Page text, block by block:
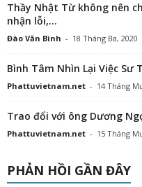
Thầy Nhật Từ không nên
nhận lỗi,...
Đào Văn Bình - 18 Tháng Ba, 2020
Bình Tâm Nhìn Lại Việc Sư
Phattuvietnam.net - 14 Tháng
Trao đổi với ông Dương
Phattuvietnam.net - 15 Tháng
PHẢN HỒI GẦN ĐÂY